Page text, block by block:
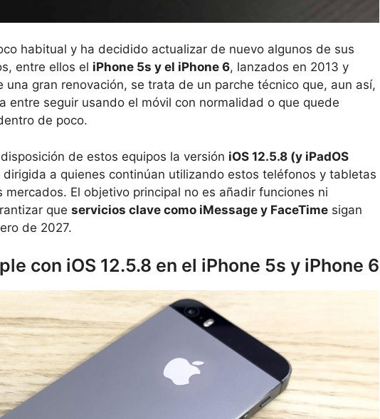
habitual y ha decidido actualizar de nuevo algunos de sus
entre ellos el iPhone 5s y el iPhone 6, lanzados en 2013 y
una gran renovación, se trata de un parche técnico que, aun así,
entre seguir usando el móvil con normalidad o que quede
de poco.
de estos equipos la versión iOS 12.5.8 (y iPadOS
dirigida a quienes continúan utilizando estos teléfonos y tabletas
mercados. El objetivo principal no es añadir funciones ni
que servicios clave como iMessage y FaceTime sigan
de 2027.
con iOS 12.5.8 en el iPhone 5s y iPhone 6